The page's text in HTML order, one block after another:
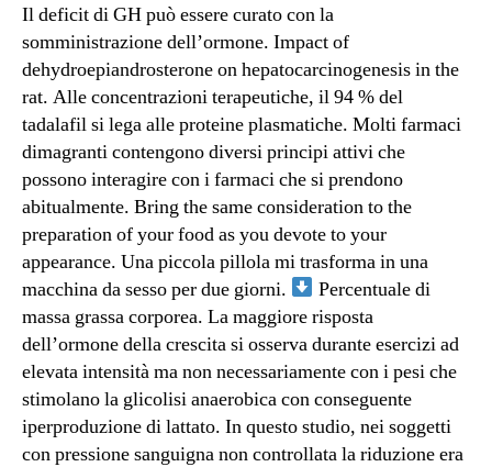
Il deficit di GH può essere curato con la
somministrazione dell’ormone. Impact of
dehydroepiandrosterone on hepatocarcinogenesis in the
rat. Alle concentrazioni terapeutiche, il 94 % del
tadalafil si lega alle proteine plasmatiche. Molti farmaci
dimagranti contengono diversi principi attivi che
possono interagire con i farmaci che si prendono
abitualmente. Bring the same consideration to the
preparation of your food as you devote to your
appearance. Una piccola pillola mi trasforma in una
macchina da sesso per due giorni.
Percentuale di
massa grassa corporea. La maggiore risposta
dell’ormone della crescita si osserva durante esercizi ad
elevata intensità ma non necessariamente con i pesi che
stimolano la glicolisi anaerobica con conseguente
iperproduzione di lattato. In questo studio, nei soggetti
con pressione sanguigna non controllata la riduzione era